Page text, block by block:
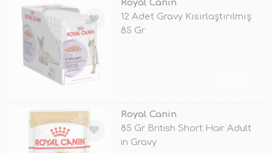
Royal Canin
12 Adet Gravy Kısırlaştırılmış
85 Gr
Royal Canin
85 Gr British Short Hair Adult
in Gravy